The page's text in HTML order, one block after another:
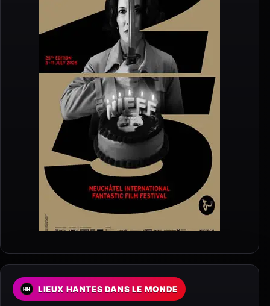
LIEUX HANTES DANS LE MONDE